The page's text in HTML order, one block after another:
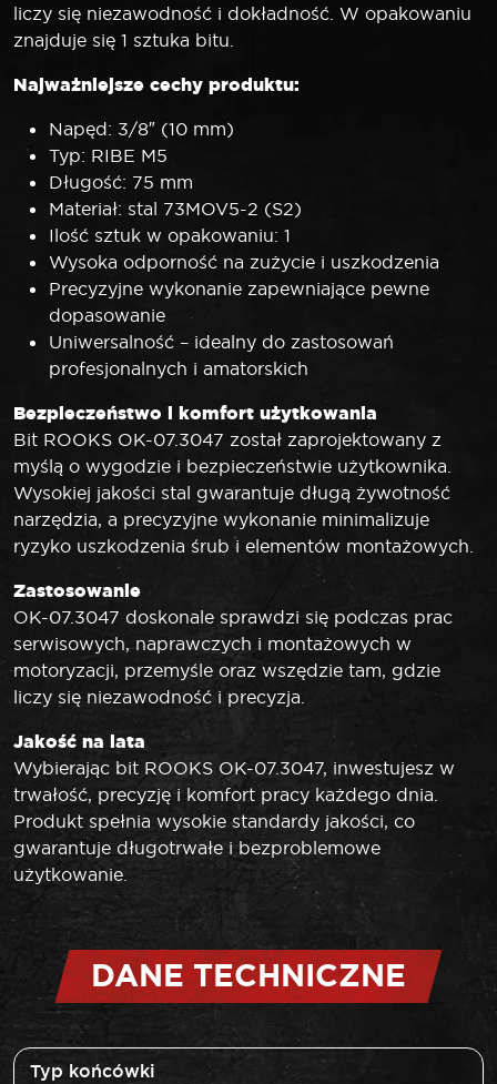
liczy się niezawodność i dokładność. W opakowaniu
znajduje się 1 sztuka bitu.
Najważniejsze cechy produktu:
Napęd: 3/8″ (10 mm)
Typ: RIBE M5
Długość: 75 mm
Materiał: stal 73MOV5-2 (S2)
Ilość sztuk w opakowaniu: 1
Wysoka odporność na zużycie i uszkodzenia
Precyzyjne wykonanie zapewniające pewne
dopasowanie
Uniwersalność – idealny do zastosowań
profesjonalnych i amatorskich
Bezpieczeństwo i komfort użytkowania
Bit ROOKS OK-07.3047 został zaprojektowany z
myślą o wygodzie i bezpieczeństwie użytkownika.
Wysokiej jakości stal gwarantuje długą żywotność
narzędzia, a precyzyjne wykonanie minimalizuje
ryzyko uszkodzenia śrub i elementów montażowych.
Zastosowanie
OK-07.3047 doskonale sprawdzi się podczas prac
serwisowych, naprawczych i montażowych w
motoryzacji, przemyśle oraz wszędzie tam, gdzie
liczy się niezawodność i precyzja.
Jakość na lata
Wybierając bit ROOKS OK-07.3047, inwestujesz w
trwałość, precyzję i komfort pracy każdego dnia.
Produkt spełnia wysokie standardy jakości, co
gwarantuje długotrwałe i bezproblemowe
użytkowanie.
DANE TECHNICZNE
Typ końcówki